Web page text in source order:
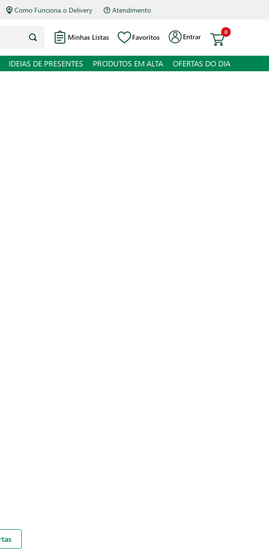
Como Funciona o Delivery Atendimento
Minhas Listas Favoritos Entrar
0
IDEIAS DE PRESENTES PRODUTOS EM ALTA OFERTAS DO DIA